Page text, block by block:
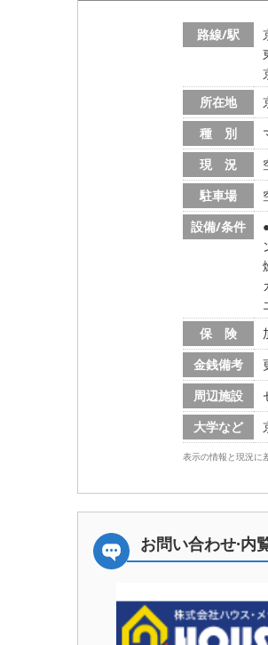
路線/駅
所在地
種 別
現 況
駐車場
設備/条件
保 険
金銭備考
周辺施設
大学など
表示の情報と現況に
お問い合わせ·内